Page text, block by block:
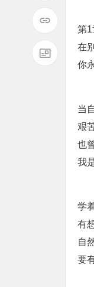
第
在
你
当
艰
也
我
学
有
自
要